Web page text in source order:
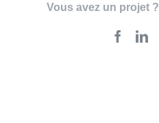
Vous avez un projet